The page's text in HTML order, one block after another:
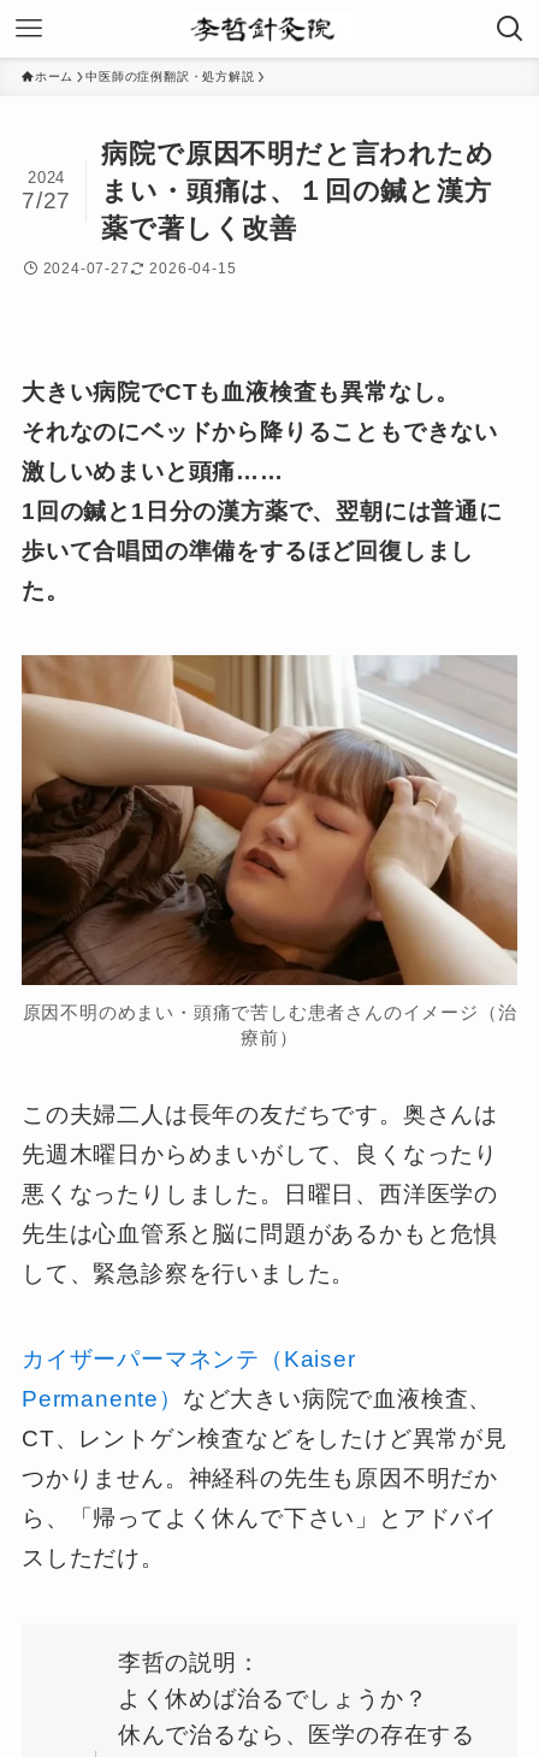
ホーム 中医師の症例翻訳・処方解説
病院で原因不明だと言われため
まい・頭痛は、１回の鍼と漢方
薬で著しく改善
2024
7/27
2024-07-27 2026-04-15
大きい病院でCTも血液検査も異常なし。
それなのにベッドから降りることもできない
激しいめまいと頭痛……
1回の鍼と1日分の漢方薬で、翌朝には普通に
歩いて合唱団の準備をするほど回復しまし
た。
原因不明のめまい・頭痛で苦しむ患者さんのイメージ（治
療前）
この夫婦二人は長年の友だちです。奥さんは
先週木曜日からめまいがして、良くなったり
悪くなったりしました。日曜日、西洋医学の
先生は心血管系と脳に問題があるかもと危惧
して、緊急診察を行いました。
カイザーパーマネンテ（Kaiser
Permanente） など大きい病院で血液検査、
CT、レントゲン検査などをしたけど異常が見
つかりません。神経科の先生も原因不明だか
ら、「帰ってよく休んで下さい」とアドバイ
スしただけ。
李哲の説明：
よく休めば治るでしょうか？
休んで治るなら、医学の存在する